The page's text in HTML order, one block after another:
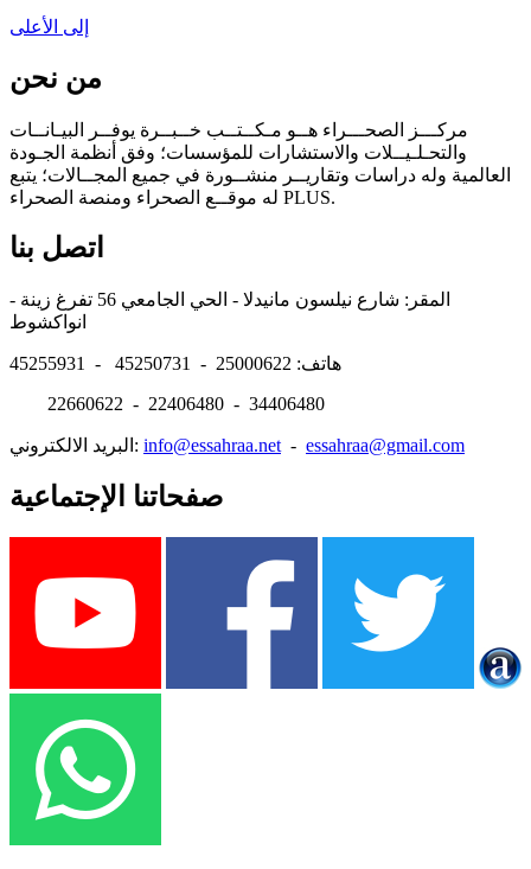
إلى الأعلى
من نحن
مركـــز الصحـــراء هــو مـكــتــب خــبــرة يوفــر البيـانــات
والتحـلـيــلات والاستشارات للمؤسسات؛ وفق أنظمة الجـودة
العالمية وله دراسات وتقاريــر منشــورة في جميع المجــالات؛ يتبع
له موقــع الصحراء ومنصة الصحراء PLUS.
اتصل بنا
المقر: شارع نيلسون مانيدلا - الحي الجامعي 56 تفرغ زينة -
هاتف: 25000622 - 45250731 - 45255931
22660622 - 22406480 - 34406480
البريد الالكتروني: info@essahraa.net - essahraa@gmail.com
صفحاتنا الإجتماعية